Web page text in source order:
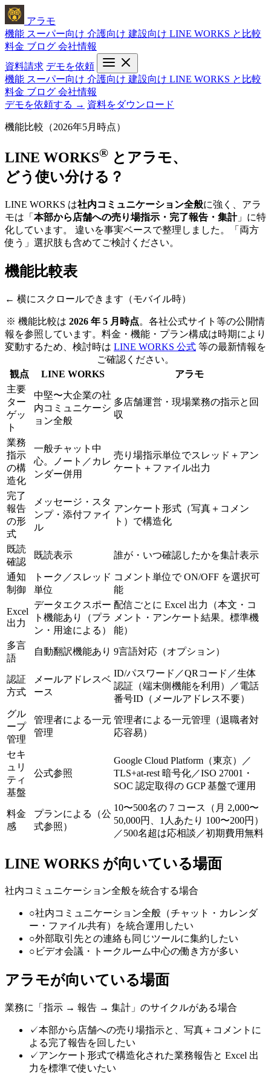
アラモ
機能 スーパー向け 介護向け 建設向け LINE WORKS と比較
料金 ブログ 会社情報
資料請求 デモを依頼
機能 スーパー向け 介護向け 建設向け LINE WORKS と比較
料金 ブログ 会社情報
デモを依頼する → 資料をダウンロード
機能比較（2026年5月時点）
LINE WORKS® とアラモ、
どう使い分ける？
LINE WORKS は社内コミュニケーション全般に強く、アラ
モは「 本部から店舗への売り場指示・完了報告・集計」に特
化しています。 違いを事実ベースで整理しました。「両方
使う」選択肢も含めてご検討ください。
機能比較表
← 横にスクロールできます（モバイル時）
※ 機能比較は 2026 年 5 月時点。各社公式サイト等の公開情
報を参照しています。料金・機能・プラン構成は時期により
変動するため、検討時は LINE WORKS 公式 等の最新情報を
ご確認ください。
観点
LINE WORKS
アラモ
主要
ター
ゲッ
ト
中堅〜大企業の社
内コミュニケーシ
ョン全般
多店舗運営・現場業務の指示と回
収
業務
指示
の構
造化
一般チャット中
心。ノート／カレ
ンダー併用
売り場指示単位でスレッド＋アン
ケート＋ファイル出力
完了
報告
の形
式
メッセージ・スタ
ンプ・添付ファイ
ル
アンケート形式（写真＋コメン
ト）で構造化
既読
確認
既読表示 誰が・いつ確認したかを集計表示
通知
制御
トーク／スレッド
単位
コメント単位で ON/OFF を選択可
能
Excel
出力
データエクスポー
ト機能あり（プラ
ン・用途による）
配信ごとに Excel 出力（本文・コ
メント・アンケート結果。標準機
能）
多言
語
自動翻訳機能あり 9言語対応（オプション）
認証
方式
メールアドレスベ
ース
ID/パスワード／QRコード／生体
認証（端末側機能を利用）／電話
番号ID（メールアドレス不要）
グル
ープ
管理
管理者による一元
管理
管理者による一元管理（退職者対
応容易）
セキ
ュリ
ティ
基盤
公式参照
Google Cloud Platform（東京）／
TLS+at-rest 暗号化／ISO 27001・
SOC 認定取得の GCP 基盤で運用
料金
感
プランによる（公
式参照）
10〜500名の 7 コース（月 2,000〜
50,000円、1人あたり 100〜200円）
／500名超は応相談／初期費用無料
LINE WORKS が向いている場面
社内コミュニケーション全般を統合する場合
○社内コミュニケーション全般（チャット・カレンダ
ー・ファイル共有）を統合運用したい
○外部取引先との連絡も同じツールに集約したい
○ ビデオ会議・トークルーム中心の働き方が多い
アラモが向いている場面
業務に「指示 → 報告 → 集計」のサイクルがある場合
✓本部から店舗への売り場指示と、写真＋コメントに
よる完了報告を回したい
✓アンケート形式で構造化された業務報告と Excel 出
力を標準で使いたい